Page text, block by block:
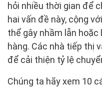
hỏi nhiều thời gian để
hai vấn đề này, cộng
thể gây nhầm lẫn
hàng. Các nhà tiếp thị
để cải thiện tỷ lệ
Chúng ta hãy xem 10